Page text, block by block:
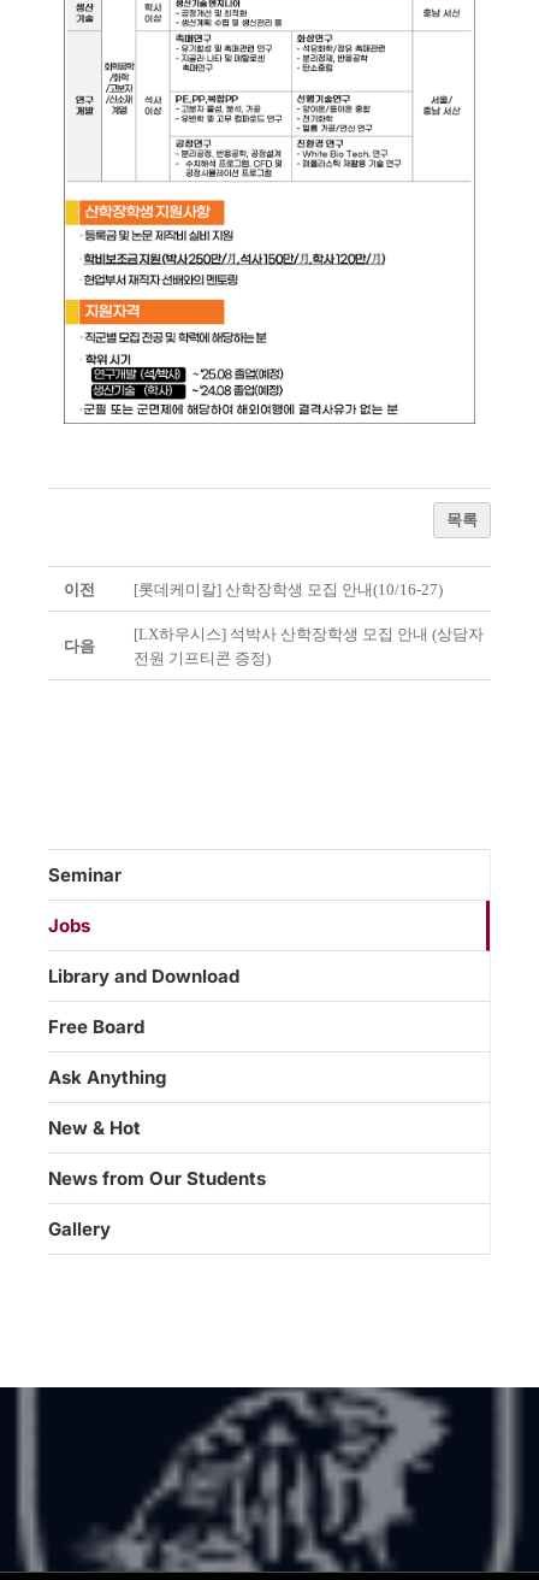
목록
이전 [롯데케미칼] 산학장학생 모집 안내(10/16-27)
다음
[LX하우시스] 석박사 산학장학생 모집 안내 (상담자
전원 기프티콘 증정)
Seminar
Jobs
Library and Download
Free Board
Ask Anything
New & Hot
News from Our Students
Gallery